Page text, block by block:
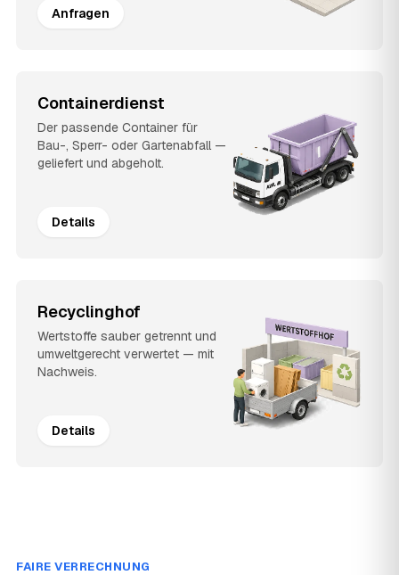
Anfragen
Containerdienst
Der passende Container für
Bau-, Sperr- oder Gartenabfall —
geliefert und abgeholt.
Details
Recyclinghof
Wertstoffe sauber getrennt und
umweltgerecht verwertet — mit
Nachweis.
Details
FAIRE VERRECHNUNG